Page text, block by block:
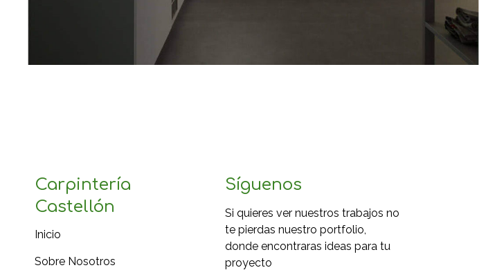
Carpintería
Castellón
Inicio
Sobre Nosotros
Síguenos
Si quieres ver nuestros trabajos no
te pierdas nuestro portfolio,
donde encontraras ideas para tu
proyecto